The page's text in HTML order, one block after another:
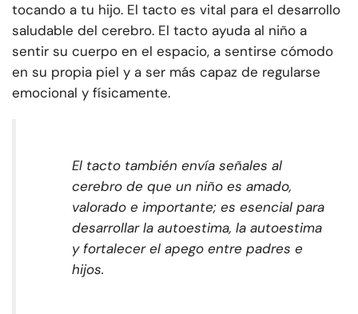
tocando a tu hijo. El tacto es vital para el desarrollo
saludable del cerebro. El tacto ayuda al niño a
sentir su cuerpo en el espacio, a sentirse cómodo
en su propia piel y a ser más capaz de regularse
emocional y físicamente.
El tacto también envía señales al
cerebro de que un niño es amado,
valorado e importante; es esencial para
desarrollar la autoestima, la autoestima
y fortalecer el apego entre padres e
hijos.